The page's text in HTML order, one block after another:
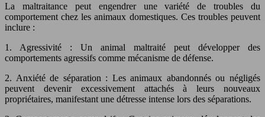
La maltraitance peut engendrer une variété de troubles du
comportement chez les animaux domestiques. Ces troubles peuvent
inclure :
1. Agressivité : Un animal maltraité peut développer des
comportements agressifs comme mécanisme de défense.
2. Anxiété de séparation : Les animaux abandonnés ou négligés
peuvent devenir excessivement attachés à leurs nouveaux
propriétaires, manifestant une détresse intense lors des séparations.